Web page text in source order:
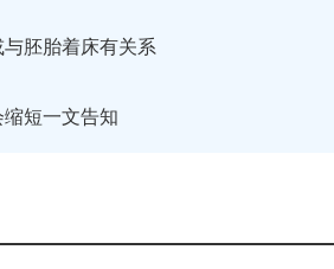
胚胎着床有关系
短一文告知